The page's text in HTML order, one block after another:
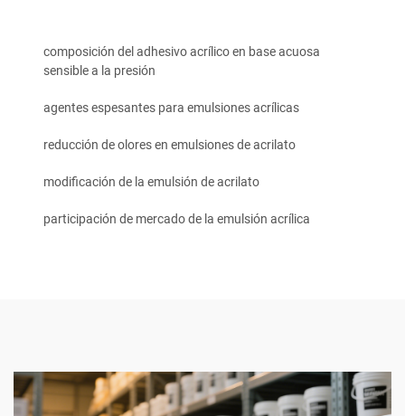
composición del adhesivo acrílico en base acuosa
sensible a la presión
agentes espesantes para emulsiones acrílicas
reducción de olores en emulsiones de acrilato
modificación de la emulsión de acrilato
participación de mercado de la emulsión acrílica